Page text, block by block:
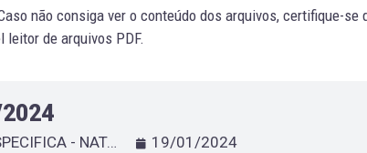
não consiga ver o conteúdo dos arquivos, certifique-se
de arquivos PDF.
EXONERA SERVIDOR QUE ESPECIFICA - NATANAEL SOARES DOS SANTOS 19/01/2024